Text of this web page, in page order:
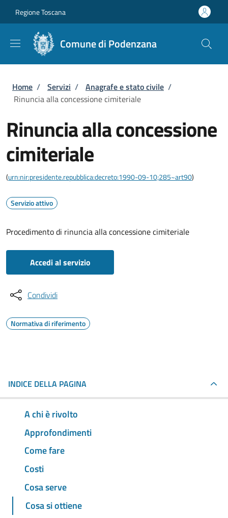
Regione Toscana
Comune di Podenzana
Briciole di pane
Home / Servizi / Anagrafe e stato civile /
Rinuncia alla concessione cimiteriale
Rinuncia alla concessione
cimiteriale
(urn:nir:presidente.repubblica:decreto:1990-09-10;285~art90)
Servizio attivo
Procedimento di rinuncia alla concessione cimiteriale
Accedi al servizio
Condividi
Normativa di riferimento
INDICE DELLA PAGINA
A chi è rivolto
Approfondimenti
Come fare
Costi
Cosa serve
Cosa si ottiene